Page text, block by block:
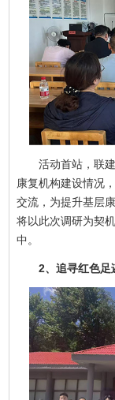
活动首站，联
康复机构建设情况
交流，为提升基层
将以此次调研为契
中。
2、追寻红色足